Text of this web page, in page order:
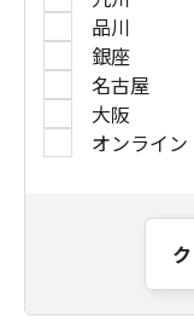
品川
銀座
名古屋
大阪
オンライン